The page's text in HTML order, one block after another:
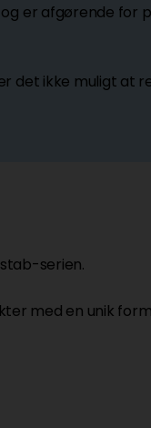
er afgørende for
det ikke muligt at
serien.
med en unik